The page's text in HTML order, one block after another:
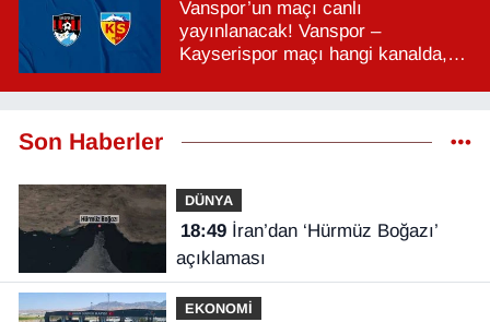
Vanspor’un maçı canlı
yayınlanacak! Vanspor –
Kayserispor maçı hangi kanalda,
Son Haberler
DÜNYA
18:49İran’dan ‘Hürmüz Boğazı’
açıklaması
EKONOMİ